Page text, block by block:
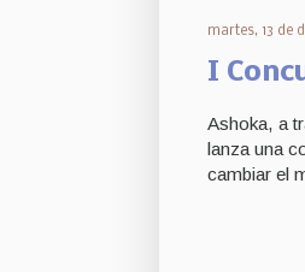
martes, 13 de
I
Ashoka, a
lanza una
cambiar el